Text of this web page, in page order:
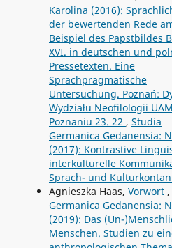
Karolina (2016):
der bewertenden Rede
Beispiel des Papstbildes
XVI. in deutschen und
Pressetexten. Eine
Sprachpragmatische
Untersuchung. Poznań:
Wydziału Neofilologii
Poznaniu 23. 22 , Studia
Germanica Gedanensia:
(2017): Kontrastive
interkulturelle
Sprach- und
Agnieszka Haas, Vorwort ,
Germanica Gedanensia:
(2019): Das (Un-
Menschen. Studien zu